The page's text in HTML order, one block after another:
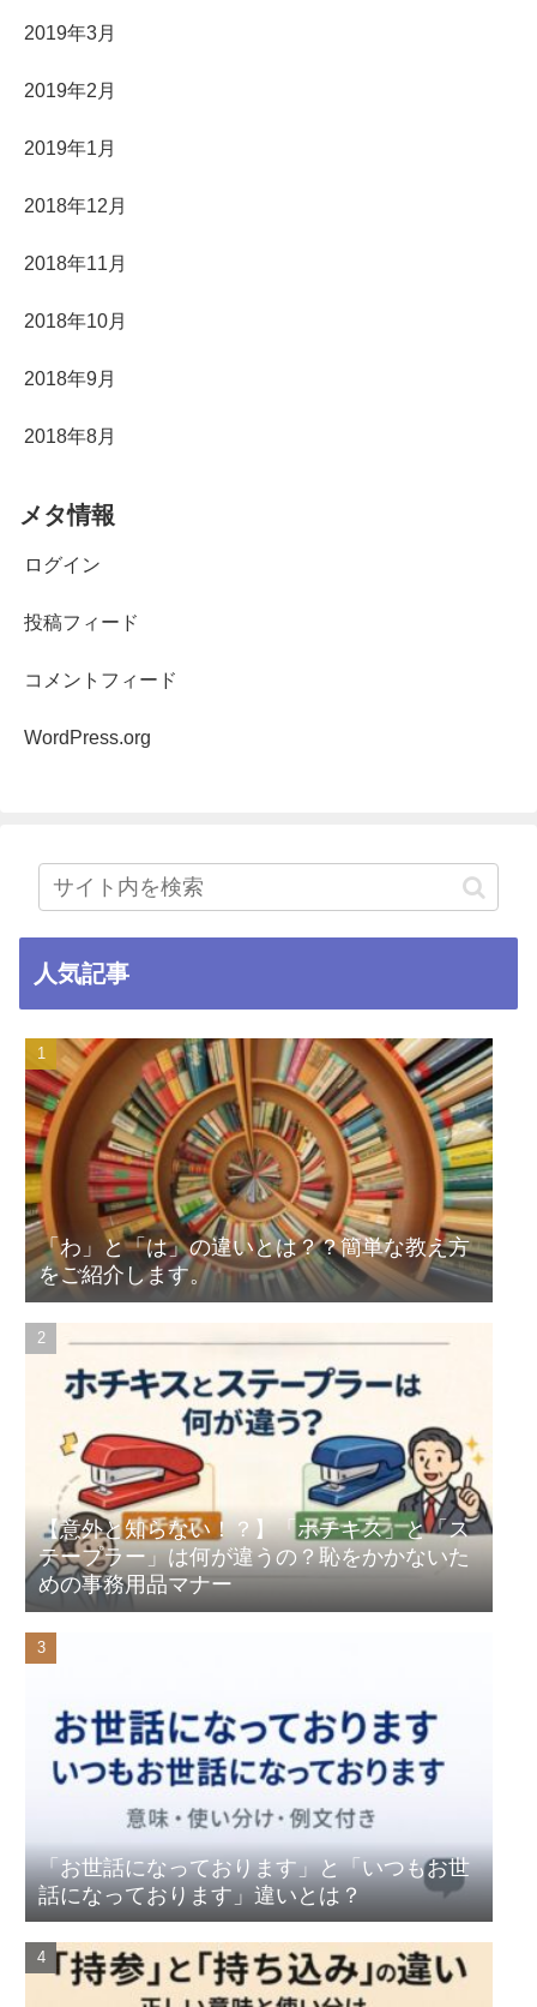
2019年3月
2019年2月
2019年1月
2018年12月
2018年11月
2018年10月
2018年9月
2018年8月
メタ情報
ログイン
投稿フィード
コメントフィード
WordPress.org
人気記事
「わ」と「は」の違いとは？？簡単な教え方
をご紹介します。
【意外と知らない！？】「ホチキス」と「ス
テープラー」は何が違うの？恥をかかないた
めの事務用品マナー
「お世話になっております」と「いつもお世
話になっております」違いとは？